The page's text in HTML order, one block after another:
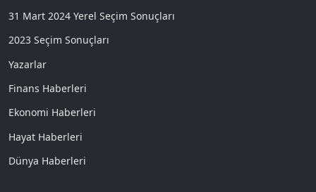
31 Mart 2024 Yerel Seçim Sonuçları
2023 Seçim Sonuçları
Yazarlar
Finans Haberleri
Ekonomi Haberleri
Hayat Haberleri
Dünya Haberleri